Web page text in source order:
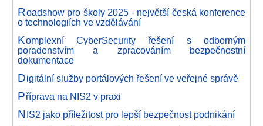
Roadshow pro školy 2025 - největší česká konference
o technologiích ve vzdělávání
Komplexní CyberSecurity řešení s odborným
poradenstvím a zpracováním bezpečnostní
dokumentace
Digitální služby portálových řešení ve veřejné správě
Příprava na NIS2 v praxi
NIS2 jako příležitost pro lepší bezpečnost podnikání